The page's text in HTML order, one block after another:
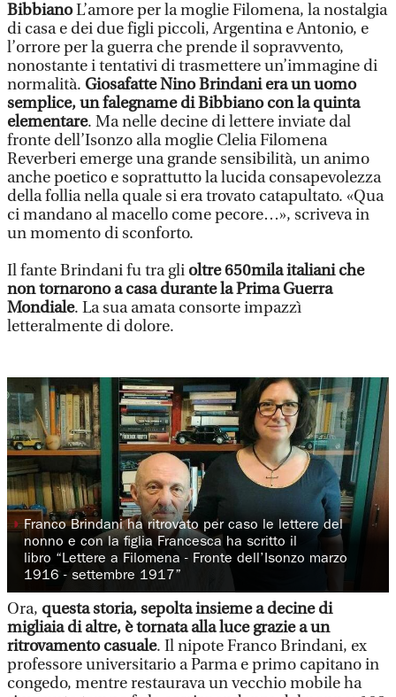
BibbianoL’amore per la moglie Filomena, la nostalgia
di casa e dei due figli piccoli, Argentina e Antonio, e
l’orrore per la guerra che prende il sopravvento,
nonostante i tentativi di trasmettere un’immagine di
normalità. Giosafatte Nino Brindani era un uomo
semplice, un falegname di Bibbiano con la quinta
elementare. Ma nelle decine di lettere inviate dal
fronte dell’Isonzo alla moglie Clelia Filomena
Reverberi emerge una grande sensibilità, un animo
anche poetico e soprattutto la lucida consapevolezza
della follia nella quale si era trovato catapultato. «Qua
ci mandano al macello come pecore…», scriveva in
un momento di sconforto.
Il fante Brindani fu tra gli oltre 650mila italiani che
non tornarono a casa durante la Prima Guerra
Mondiale. La sua amata consorte impazzì
letteralmente di dolore.
◗Franco Brindani ha ritrovato per caso le lettere del
nonno e con la figlia Francesca ha scritto il
libro “Lettere a Filomena - Fronte dell’Isonzo marzo
1916 - settembre 1917”
Ora, questa storia, sepolta insieme a decine di
migliaia di altre, è tornata alla luce grazie a un
ritrovamento casuale. Il nipote Franco Brindani, ex
professore universitario a Parma e primo capitano in
congedo, mentre restaurava un vecchio mobile ha